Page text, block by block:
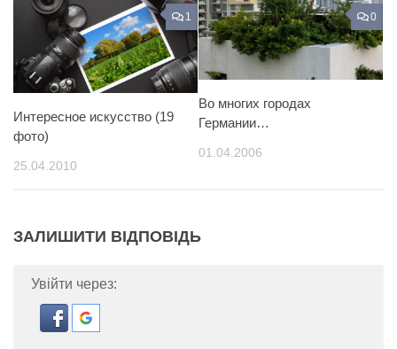
1
Интересное искусство (19
фото)
25.04.2010
0
Во многих городах
Германии…
01.04.2006
ЗАЛИШИТИ ВІДПОВІДЬ
Увійти через: